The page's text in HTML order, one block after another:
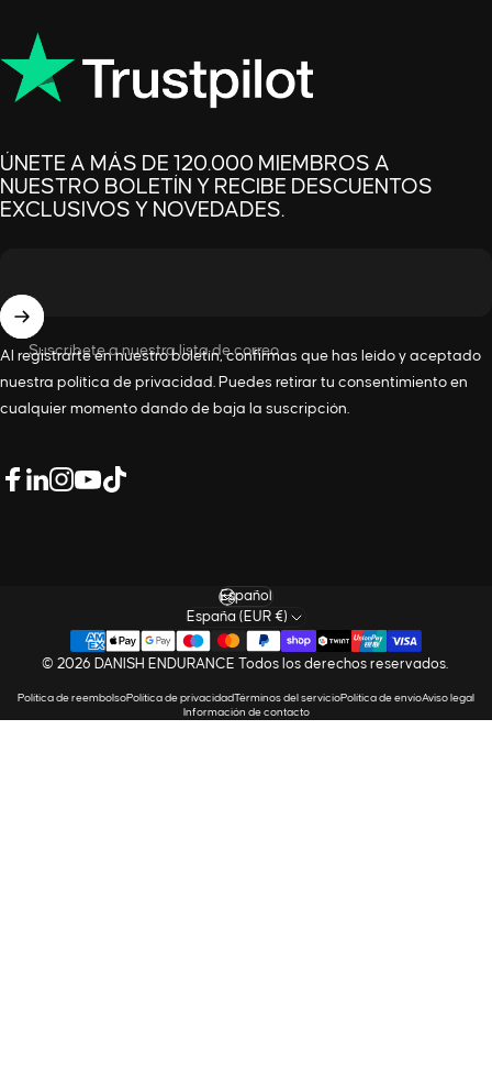
ÚNETE A MÁS DE 120.000 MIEMBROS A
NUESTRO BOLETÍN Y RECIBE DESCUENTOS
EXCLUSIVOS Y NOVEDADES.
Suscríbete a nuestra lista de correo
Al registrarte en nuestro boletín, confirmas que has leído y aceptado
nuestra política de privacidad. Puedes retirar tu consentimiento en
cualquier momento dando de baja la suscripción.
© 2026 DANISH ENDURANCE Todos los derechos reservados.
Política de reembolsoPolítica de privacidadTérminos del servicioPolítica de envíoAviso legal
Información de contacto
Idioma
España (EUR €)